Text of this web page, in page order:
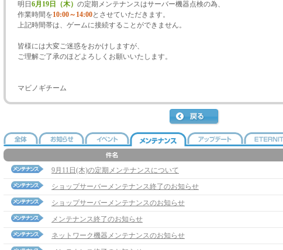
明日 6月19日（木） の定期メンテナンスはサーバー機器点検の為、
作業時間を10:00～14:00とさせていただきます。
上記時間帯は、ゲームに接続することができません。
皆様には大変ご迷惑をおかけしますが、
ご理解ご了承のほどよろしくお願いいたします。
マビノギチーム
9月11日(木)の定期メンテナンスについて
ショップサーバーメンテナンス終了のお知らせ
ショップサーバーメンテナンスのお知らせ
メンテナンス終了のお知らせ
ネットワーク機器メンテナンスのお知らせ